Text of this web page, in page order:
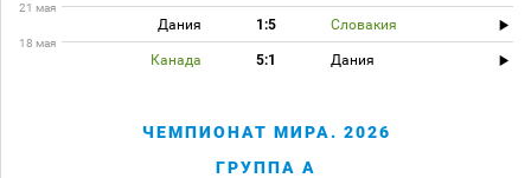
21 мая
Дания 1:5 Словакия
18 мая
Канада 5:1 Дания
ЧЕМПИОНАТ МИРА. 2026
ГРУППА A